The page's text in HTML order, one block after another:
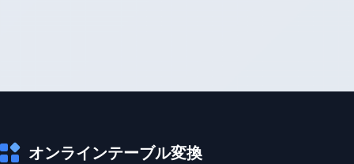
オンラインテーブル変換